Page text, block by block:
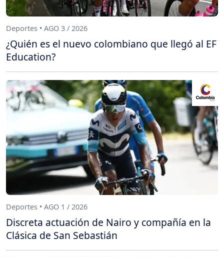
Deportes • AGO 3 / 2026
¿Quién es el nuevo colombiano que llegó al EF
Education?
Deportes • AGO 1 / 2026
Discreta actuación de Nairo y compañía en la
Clásica de San Sebastián